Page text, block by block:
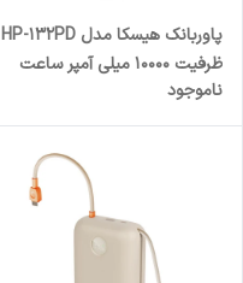
پاوربانک هیسکا مدل HP-132PD
ظرفیت 10000 میلی آمپر ساعت
ناموجود